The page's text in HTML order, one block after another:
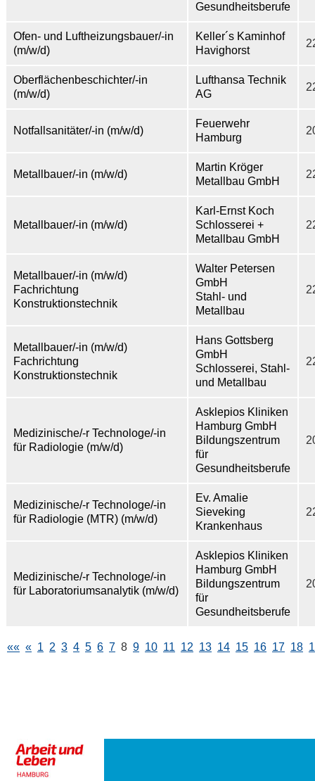
Gesundheitsberufe
Ofen- und Luftheizungsbauer/-in
(m/w/d)
Keller´s Kaminhof
Havighorst
Oberflächenbeschichter/-in
(m/w/d)
Lufthansa Technik
AG
Notfallsanitäter/-in (m/w/d)
Feuerwehr
Hamburg
Metallbauer/-in (m/w/d)
Martin Kröger
Metallbau GmbH
Metallbauer/-in (m/w/d)
Karl-Ernst Koch
Schlosserei +
Metallbau GmbH
Metallbauer/-in (m/w/d)
Fachrichtung
Konstruktionstechnik
Walter Petersen
GmbH
Stahl- und
Metallbau
Metallbauer/-in (m/w/d)
Fachrichtung
Konstruktionstechnik
Hans Gottsberg
GmbH
Schlosserei, Stahl-
und Metallbau
Medizinische/-r Technologe/-in
für Radiologie (m/w/d)
Asklepios Kliniken
Hamburg GmbH
Bildungszentrum
für
Gesundheitsberufe
Medizinische/-r Technologe/-in
für Radiologie (MTR) (m/w/d)
Ev. Amalie
Sieveking
Krankenhaus
Medizinische/-r Technologe/-in
für Laboratoriumsanalytik (m/w/d)
Asklepios Kliniken
Hamburg GmbH
Bildungszentrum
für
Gesundheitsberufe
«« « 1 2 3 4 5 6 7 8 9 10 11 12 13 14 15 16 17 18